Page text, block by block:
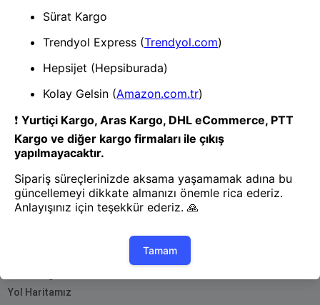
- Yenilik ve hızı keşfedin, işinizi
yönetin!
App Store Google Play
Hakkımızda
Yol Haritamız